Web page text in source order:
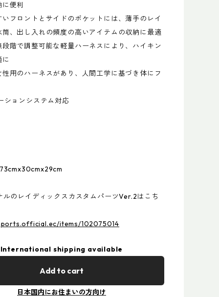
便利
いフロントとサイドのポケットには、薄手のレイ
筒、出し入れの頻度の高いアイテムの収納に最適
段階で調整可能な軽量ハーネスにより、ハイキン
性用のハーネスがあり、人間工学に基づき体にフ
ションシステム対応
ルのレイディックスカスタムパーツVer.2はこち
items/102075014
International shipping available
Add to cart
日本国内にお住まいの方向け